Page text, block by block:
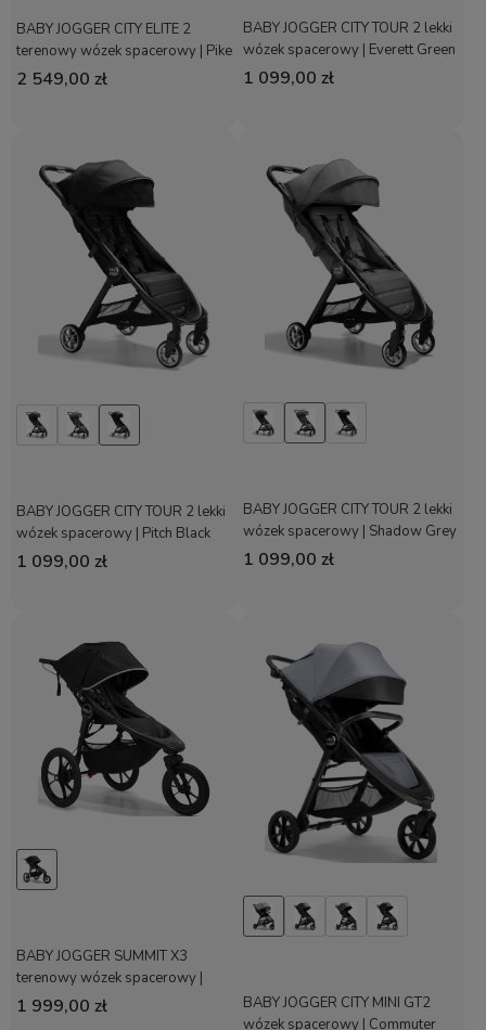
BABY JOGGER CITY ELITE 2
terenowy wózek spacerowy | Pike
2 549,00 zł
BABY JOGGER CITY TOUR 2 lekki
wózek spacerowy | Everett Green
1 099,00 zł
BABY JOGGER CITY TOUR 2 lekki
wózek spacerowy | Pitch Black
1 099,00 zł
BABY JOGGER CITY TOUR 2 lekki
wózek spacerowy | Shadow Grey
1 099,00 zł
BABY JOGGER SUMMIT X3
terenowy wózek spacerowy |
Midnight Black
1 999,00 zł
BABY JOGGER CITY MINI GT2
wózek spacerowy | Commuter